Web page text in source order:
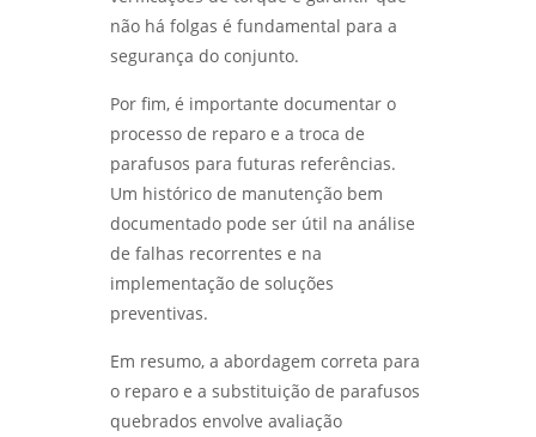
não há folgas é fundamental para a
segurança do conjunto.
Por fim, é importante documentar o
processo de reparo e a troca de
parafusos para futuras referências.
Um histórico de manutenção bem
documentado pode ser útil na análise
de falhas recorrentes e na
implementação de soluções
preventivas.
Em resumo, a abordagem correta para
o reparo e a substituição de parafusos
quebrados envolve avaliação